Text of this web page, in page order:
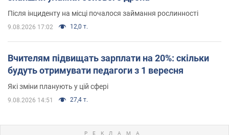
Після інциденту на місці почалося займання рослинності
9.08.2026 17:02 12,0 т.
Вчителям підвищать зарплати на 20%: скільки
будуть отримувати педагоги з 1 вересня
Які зміни планують у цій сфері
9.08.2026 14:51 27,4 т.